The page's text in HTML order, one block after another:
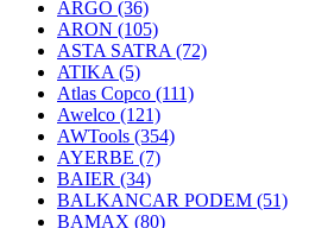
ARGO (36)
ARON (105)
ASTA SATRA (72)
ATIKA (5)
Atlas Copco (111)
Awelco (121)
AWTools (354)
AYERBE (7)
BAIER (34)
BALKANCAR PODEM (51)
BAMAX (80)